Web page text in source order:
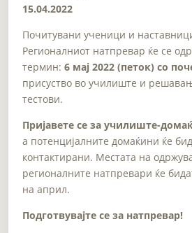
15.04.2022
Почитувани ученици и
Регионалниот натпревар ќе се
термин:6 мај 2022 (петок) со
присуство во училиште и
тестови.
Пријавете се за училиште-
а потенцијалните домаќини ќе
контактирани. Местата на
регионалните натпревари ќе
на април.
Подготвувајте се за натпревар!